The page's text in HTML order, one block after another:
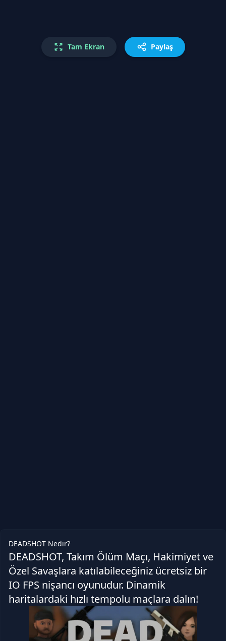
Tam Ekran Paylaş
DEADSHOT Nedir?
DEADSHOT, Takım Ölüm Maçı, Hakimiyet ve
Özel Savaşlara katılabileceğiniz ücretsiz bir
IO FPS nişancı oyunudur. Dinamik
haritalardaki hızlı tempolu maçlara dalın!